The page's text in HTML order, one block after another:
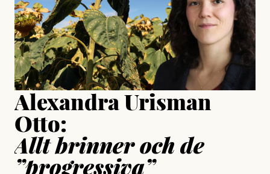
Jesper Lundby
Publicerad15 July, 2026
Uppdaterad15 July, 2026
Alexandra Urisman
Otto:
Allt brinner och de
”progressiva”